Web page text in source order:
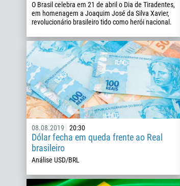
O Brasil celebra em 21 de abril o Dia de Tiradentes,
em homenagem a Joaquim José da Silva Xavier,
revolucionário brasileiro tido como herói nacional.
08.08.2019 20:30
Dólar fecha em queda frente ao Real
brasileiro
Análise USD/BRL